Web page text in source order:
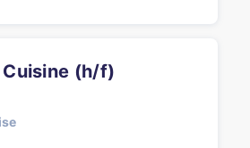
Cuisine (h/f)